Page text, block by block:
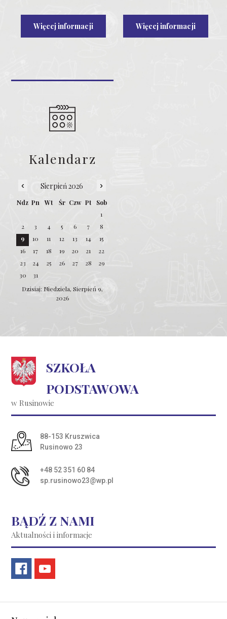
Więcej informacji Więcej informacji
Kalendarz
‹ Sierpień 2026 ›
Ndz Pn Wt Śr Czw Pt
Sob
1
2
3 4 5 6 7
8
9
10 11 12 13 14
15
16
17 18 19 20 21
22
23
24 25 26 27 28
29
30
31
Dzisiaj: Niedziela, Sierpień 9,
2026
SZKOŁA
PODSTAWOWA
w Rusinowie
Adres pocztowy:
88-153 Kruszwica
Rusinowo 23
+48 52 351 60 84
sp.rusinowo23@wp.pl
BĄDŹ Z NAMI
Aktualności i informacje